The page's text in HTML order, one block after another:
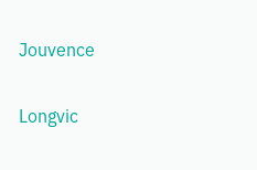
Jouvence
Longvic